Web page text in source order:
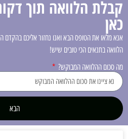
קבלת הלוואה תוך
כאן
אנא מלאו את הטופס הבא ואנו נחזור אליכם
הלוואה בתנאים הכי טובים שיש!
מה סכום ההלוואה המבוקש?
הבא